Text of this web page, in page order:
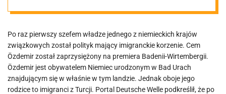
władz
niemieckiego
regionu
Po raz pierwszy szefem władze jednego z niemieckich krajów
związkowych został polityk mający imigranckie korzenie. Cem
Özdemir został zaprzysiężony na premiera Badenii-Wirtembergii.
Özdemir jest obywatelem Niemiec urodzonym w Bad Urach
znajdującym się w właśnie w tym landzie. Jednak oboje jego
rodzice to imigranci z Turcji. Portal Deutsche Welle podkreślił, że po